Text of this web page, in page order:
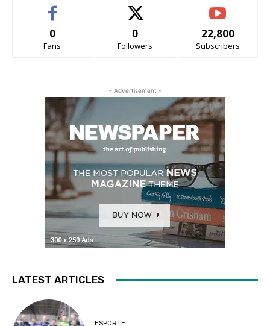
0
Fans
0
Followers
22,800
Subscribers
- Advertisement -
LATEST ARTICLES
ESPORTE